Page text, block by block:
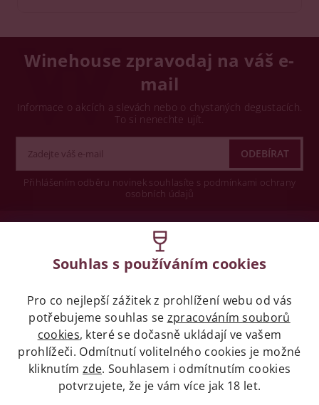
Winehouse zpravodaj na váš e-
mail
Informace o akcích a slevách nebo o chystaných degustacích.
To si nenechte ujít.
Přihlášením odběru novinek souhlasíte s podmínkami ochrany
osobních údajů
Legislativa
Zákaz prodeje alkoholických nápojů osobám
mladších 18 let.
Naše služby
Souhlas s používáním cookies
Pro co nejlepší zážitek z prohlížení webu od vás
potřebujeme souhlas se zpracováním souborů
cookies, které se dočasně ukládají ve vašem
prohlížeči. Odmítnutí volitelného cookies je možné
kliknutím zde. Souhlasem i odmítnutím cookies
potvrzujete, že je vám více jak 18 let.